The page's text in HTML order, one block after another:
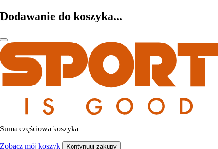
Dodawanie do koszyka...
Suma częściowa koszyka
Zobacz mój koszyk Kontynuuj zakupy